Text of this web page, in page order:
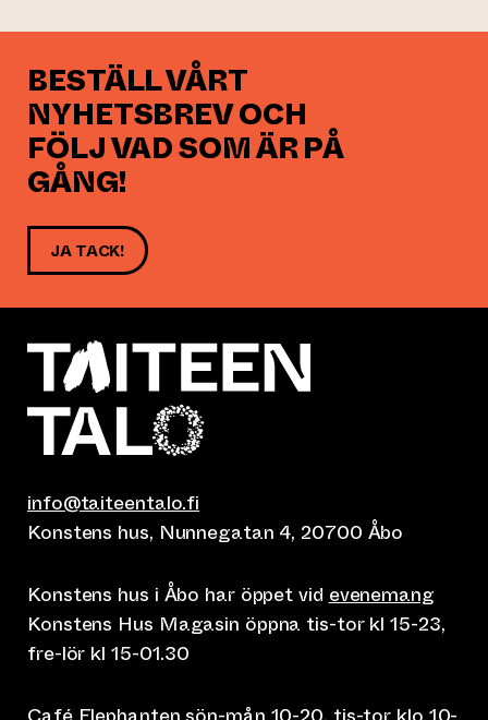
BESTÄLL VÅRT
NYHETSBREV OCH
FÖLJ VAD SOM ÄR PÅ
GÅNG!
JA TACK!
info@taiteentalo.fi
Konstens hus, Nunnegatan 4, 20700 Åbo
Konstens hus i Åbo har öppet videvenemang
Konstens Hus Magasin öppna tis-tor kl 15-23,
fre-lör kl 15-01.30